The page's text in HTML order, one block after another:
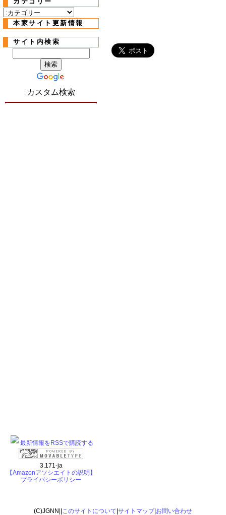
本家サイト更新情報
サイト内検索
カスタム検索
最新情報をRSSで購読する
3.171-ja
【Amazonアソシエイトの説明】
プライバシーポリシー
(C)JGNN|| このサイトについて サイトマップ| お問い合わせ